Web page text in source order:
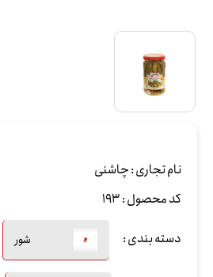
نام تجاری :چاشنی
کد محصول :193
دسته بندی : شور